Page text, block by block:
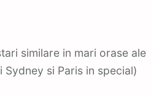
similare in mari orase ale
si Paris in special)